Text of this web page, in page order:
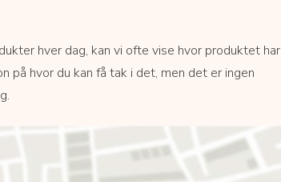
hver dag, kan vi ofte vise hvor produktet har
på hvor du kan få tak i det, men det er ingen